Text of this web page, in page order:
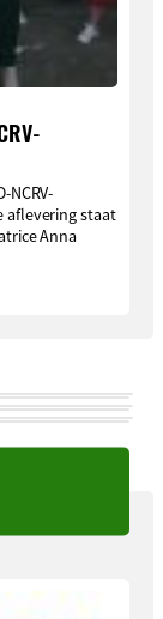
NCRV-
aflevering staat
Anna